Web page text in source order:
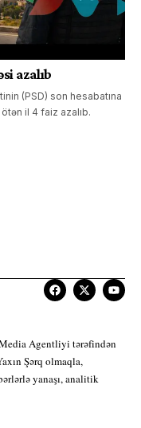
azalıb
(PSD) son hesabatına
il 4 faiz azalıb.
Agentliyi tərəfindən
Şərq olmaqla,
yanaşı, analitik